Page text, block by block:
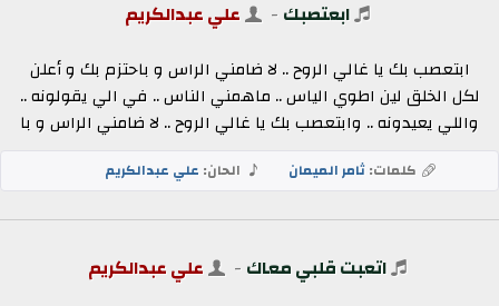
ابعتصبك - علي عبدالكريم
ابتعصب بك يا غالي الروح .. لا ضامني الراس و باحتزم بك و أعلن
لكل الخلق لين اطوي الياس .. ماهمني الناس .. في الي يقولونه ..
واللي يعيدونه .. وابتعصب بك يا غالي الروح .. لا ضامني الراس و با
كلمات:ثامر الميمان الحان: علي عبدالكريم
اتعبت قلبي معاك - علي عبدالكريم